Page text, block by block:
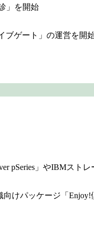
」を開始
ブゲート」の運営を開
pSeries」やIBMストレ
けパッケージ「